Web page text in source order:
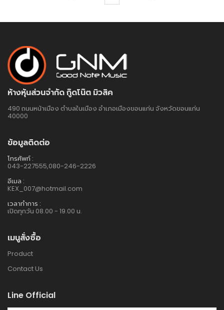
ห้างหุ้นส่วนจำกัด กู๊ดโน๊ต มิวสิค
490 ถนนหน้าเมือง ตำบลในเมือง อำเภอเมืองขอนแก่น จังหวัดขอนแก่น
40000
ข้อมูลติดต่อ
โทรศัพท์ :
043-227555,080-246-2226
อีเมล :
KEX_007@hotmail.com
เวลาทำการ :
เปิดทุกวัน 08.00 - 19.00 น.
เมนูสั่งซื้อ
Product
Contact Us
Line Official